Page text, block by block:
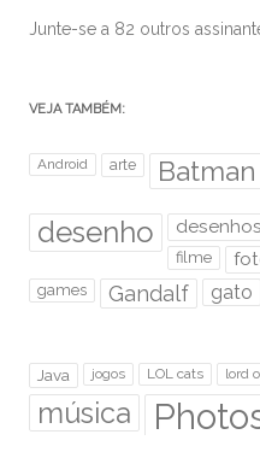
Junte-se a 82 outros
VEJA TAMBÉM:
Android arte Batman
desenho desenhos
filme
games Gandalf gato
Java jogos LOL cats lord
música